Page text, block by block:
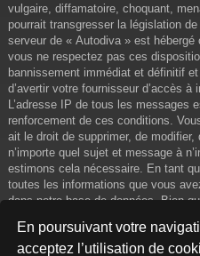
En poursuivant votre
acceptez l’utilisation de
vulgaire, diffamatoire, choquant,
pourrait transgresser la législation
serveur de « Autodiva » est
vous ne respectez pas ces
bannissement immédiat et définitif
d’avertir votre fournisseur d’accès
L’adresse IP de tous les messages
renforcement de ces conditions.
ait le droit de supprimer, de modifier,
n’importe quel sujet et message à
estimons cela nécessaire. En tant
toutes les informations que vous
dans notre base de données. Bien
diffusées à une tierce partie sans
phpBB, ne pourront être tenus
de piratage informatique visant à